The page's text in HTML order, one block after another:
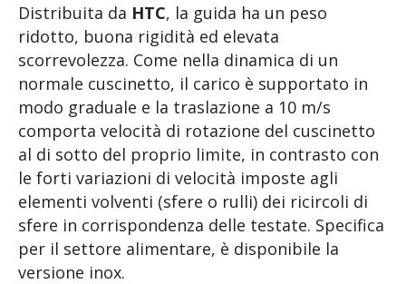
Distribuita da HTC, la guida ha un peso
ridotto, buona rigidità ed elevata
scorrevolezza. Come nella dinamica di un
normale cuscinetto, il carico è supportato in
modo graduale e la traslazione a 10 m/s
comporta velocità di rotazione del cuscinetto
al di sotto del proprio limite, in contrasto con
le forti variazioni di velocità imposte agli
elementi volventi (sfere o rulli) dei ricircoli di
sfere in corrispondenza delle testate. Specifica
per il settore alimentare, è disponibile la
versione inox.